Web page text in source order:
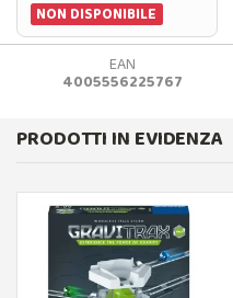
NON DISPONIBILE
EAN
4005556225767
PRODOTTI IN EVIDENZA